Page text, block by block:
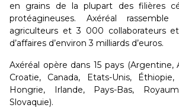
en grains de la plupart des filières
protéagineuses. Axéréal
agriculteurs et 3 000 collaborateurs
d’affaires d’environ 3 milliards d’euros.
Axéréal opère dans 15 pays (Argentine,
Croatie, Canada, Etats-Unis,
Hongrie, Irlande, Pays-Bas,
Slovaquie).